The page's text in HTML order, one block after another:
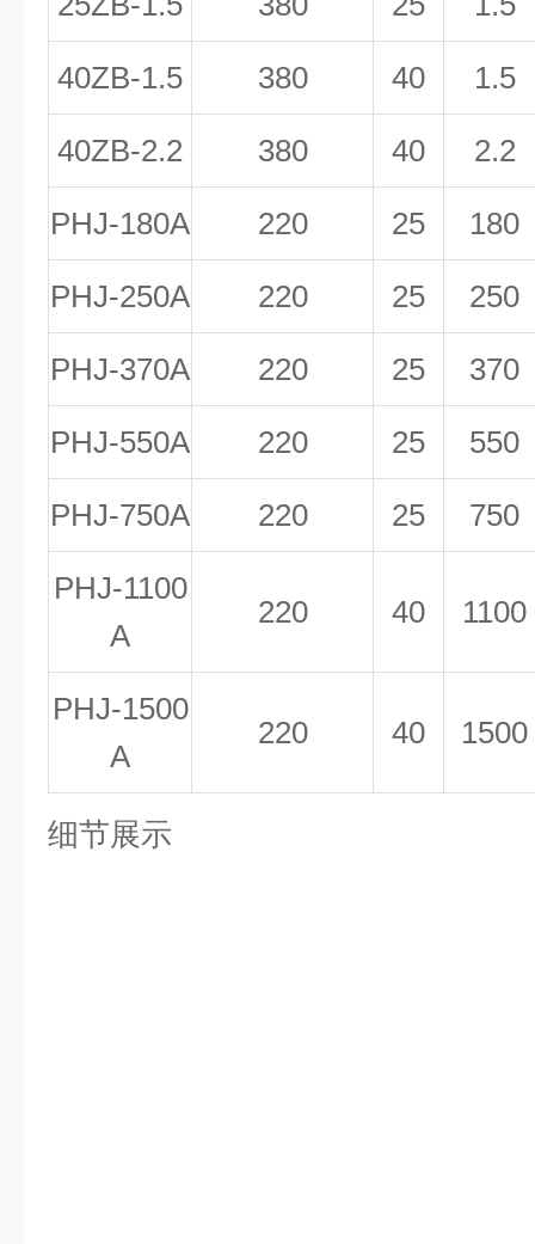
40ZB-1.5 380 40 1.5
40ZB-2.2 380 40 2.2
PHJ-180A 220 25 180
PHJ-250A 220 25 250
PHJ-370A 220 25 370
PHJ-550A 220 25 550
PHJ-750A 220 25 750
PHJ-1100
A
220 40 1100
PHJ-1500
A
220 40 1500
细节展示